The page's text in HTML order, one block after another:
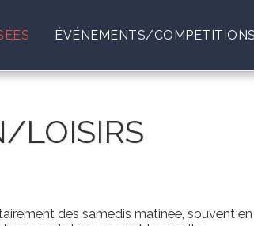
ÉVÉNEMENTS/COMPÉTITIONS
LOISIRS
des samedis matinée, souvent